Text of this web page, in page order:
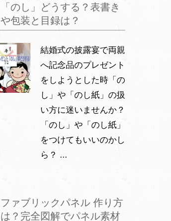
「のし」どうする？表書き
や包装と目録は？
結婚式の披露宴で両親
へ記念品のプレゼント
をしようとした時「の
し」や「のし紙」の扱
い方に迷いませんか？
「のし」や「のし紙」
をつけてもいいのかし
ら？ ...
ファブリックパネル 作り方
は？完全図解でパネル素材